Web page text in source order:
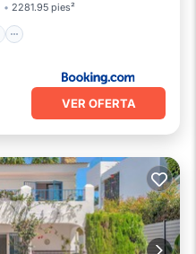
2281.95 pies²
VER OFERTA